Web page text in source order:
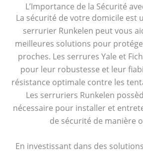
L’Importance de la Sécurité
La sécurité de votre domicile est
serrurier Runkelen peut vous
meilleures solutions pour
proches. Les serrures Yale et
pour leur robustesse et leur
résistance optimale contre les
Les serruriers Runkelen
nécessaire pour installer et
de sécurité de manière
En investissant dans des